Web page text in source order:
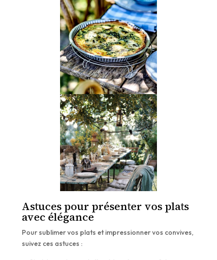
Astuces pour présenter vos plats
avec élégance
Pour sublimer vos plats et impressionner vos convives,
suivez ces astuces :